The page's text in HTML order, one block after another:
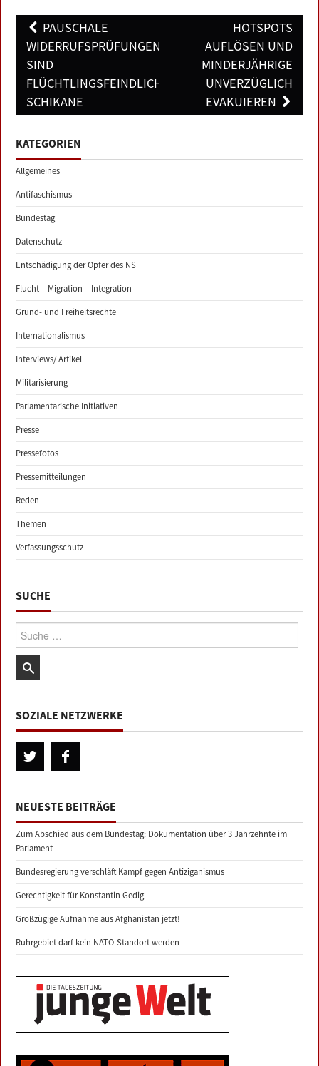
Post
navigation
PAUSCHALE
WIDERRUFSPRÜFUNGEN
SIND
FLÜCHTLINGSFEINDLICHE
SCHIKANE
HOTSPOTS
AUFLÖSEN UND
MINDERJÄHRIGE
UNVERZÜGLICH
EVAKUIEREN
KATEGORIEN
Allgemeines
Antifaschismus
Bundestag
Datenschutz
Entschädigung der Opfer des NS
Flucht – Migration – Integration
Grund- und Freiheitsrechte
Internationalismus
Interviews/ Artikel
Militarisierung
Parlamentarische Initiativen
Presse
Pressefotos
Pressemitteilungen
Reden
Themen
Verfassungsschutz
SUCHE
Suche:
SOZIALE NETZWERKE
NEUESTE BEITRÄGE
Zum Abschied aus dem Bundestag: Dokumentation über 3 Jahrzehnte im
Parlament
Bundesregierung verschläft Kampf gegen Antiziganismus
Gerechtigkeit für Konstantin Gedig
Großzügige Aufnahme aus Afghanistan jetzt!
Ruhrgebiet darf kein NATO-Standort werden